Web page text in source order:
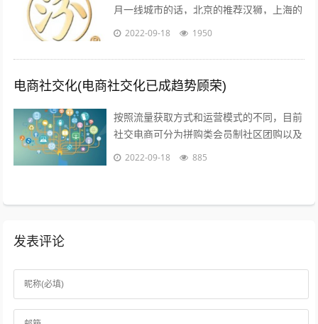
月一线城市的话，北京的推荐汉狮，上海的
赤马，广州的平方影视，深圳的就宝视达了
2022-09-18 1950
电商社交化(电商社交化已成趋势顾荣)
按照流量获取方式和运营模式的不同，目前
社交电商可分为拼购类会员制社区团购以及
内容类四种典型的商业模式拼购类以拼多多
2022-09-18 885
发表评论